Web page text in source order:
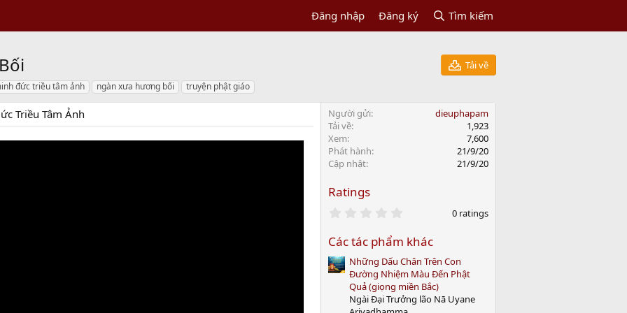
Đăng nhập Đăng ký Tìm kiếm
Tải về
đức triều tâm ảnh ngàn xưa hương bối truyện phật giáo
Triều Tâm Ảnh Người gửi
dieuphapam
Tải về
1,923
Xem
7,600
Phát hành
21/9/20
Cập nhật
21/9/20
Ratings
0
t
a
r
(
s
0 ratings
Các tác phẩm khác
Những Dấu Chân Trên Con
Đường Nhiệm Màu Đến Phật
Quả (giọng miền Bắc)
Ngài Đại Trưởng lão Nā Uyane